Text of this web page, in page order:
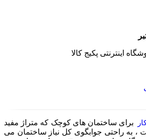
اینترنتی پکیج کالا
برای ساختمان های کوچک که متراژ مفید
است ، به راحتی جوابگوی کل نیاز ساختمان می